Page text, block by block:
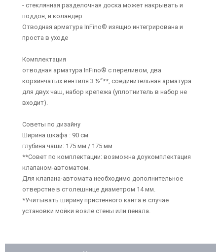
- стеклянная разделочная доска может накрывать и
поддон, и коландер
Отводная арматура InFino® изящно интегрирована и
проста в уходе
Комплектация
отводная арматура InFino® с переливом, два
корзинчатых вентиля 3 ½“**, соединительная арматура
для двух чаш, набор крепежа (уплотнитель в набор не
входит).
Советы по дизайну
Ширина шкафа : 90 см
глубина чаши: 175 мм / 175 мм
**Совет по комплектации: возможна доукомплектация
клапаном-автоматом.
Для клапана-автомата необходимо дополнительное
отверстие в столешнице диаметром 14 мм.
*Учитывать ширину пристенного канта в случае
установки мойки возле стены или пенала.